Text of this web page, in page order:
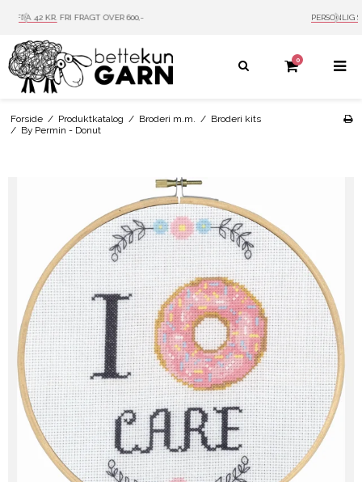
PERSONLIG SERVICE
0
Forside / Produktkatalog / Broderi m.m. / Broderi kits
/ By Permin - Donut